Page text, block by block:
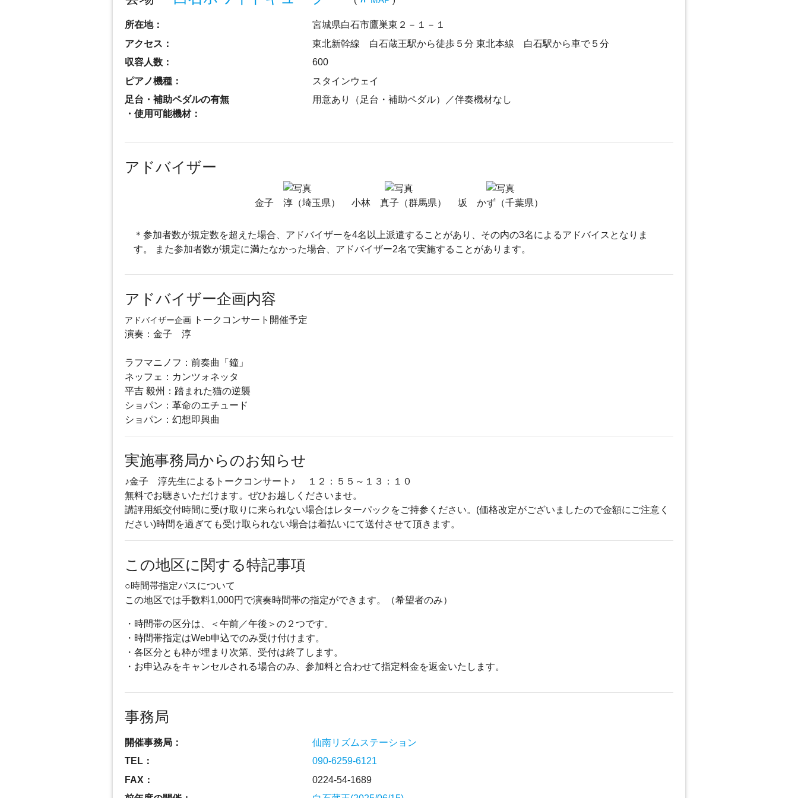
所在地：
宮城県白石市鷹巣東２－１－１
アクセス：
東北新幹線 白石蔵王駅から徒歩５分 東北本線 白石駅から車で５分
収容人数：
600
ピアノ機種：
スタインウェイ
足台・補助ペダルの有無
・使用可能機材：
用意あり（足台・補助ペダル）／伴奏機材なし
アドバイザー
金子 淳（埼玉県） 小林 真子（群馬県） 坂 かず（千葉県）
＊参加者数が規定数を超えた場合、アドバイザーを4名以上派遣することがあり、その内の3名によるアドバイスとなりま
す。 また参加者数が規定に満たなかった場合、アドバイザー2名で実施することがあります。
アドバイザー企画内容
アドバイザー企画 トークコンサート開催予定
演奏：金子 淳
ラフマニノフ：前奏曲「鐘」
ネッフェ：カンツォネッタ
平吉 毅州：踏まれた猫の逆襲
ショパン：革命のエチュード
ショパン：幻想即興曲
実施事務局からのお知らせ
♪金子 淳先生によるトークコンサート♪ １２：５５～１３：１０
無料でお聴きいただけます。ぜひお越しくださいませ。
講評用紙交付時間に受け取りに来られない場合はレターパックをご持参ください。(価格改定がございましたので金額にご注意く
ださい)時間を過ぎても受け取られない場合は着払いにて送付させて頂きます。
この地区に関する特記事項
○時間帯指定パスについて
この地区では手数料1,000円で演奏時間帯の指定ができます。（希望者のみ）
・時間帯の区分は、＜午前／午後＞の２つです。
・時間帯指定はWeb申込でのみ受け付けます。
・各区分とも枠が埋まり次第、受付は終了します。
・お申込みをキャンセルされる場合のみ、参加料と合わせて指定料金を返金いたします。
事務局
開催事務局：
仙南リズムステーション
TEL：
090-6259-6121
FAX：
0224-54-1689